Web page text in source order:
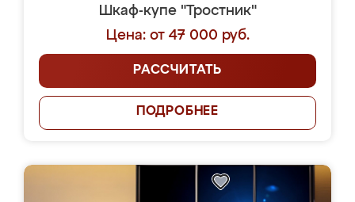
Шкаф-купе "Тростник"
Цена: от 47 000 руб.
РАССЧИТАТЬ
ПОДРОБНЕЕ